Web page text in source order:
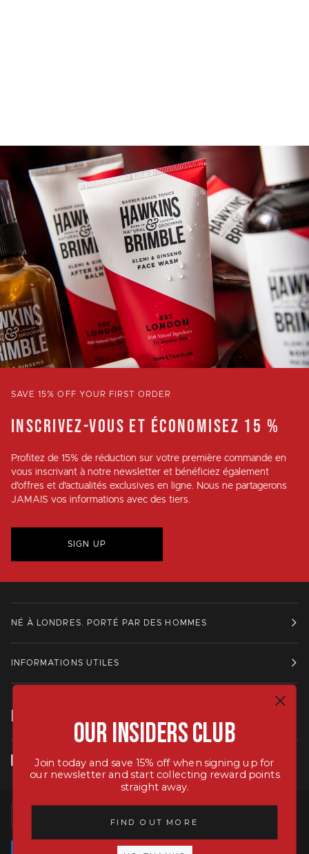
SAVE 15% OFF YOUR FIRST ORDER
INSCRIVEZ-VOUS ET ÉCONOMISEZ 15 %
Profitez de 15% de réduction sur votre première commande en
vous inscrivant à notre newsletter et bénéficiez également
d'offres et d'actualités exclusives en ligne. Nous ne partagerons
JAMAIS vos informations avec des tiers.
SIGN UP
NÉ À LONDRES. PORTÉ PAR DES HOMMES
INFORMATIONS UTILES
RESTE EN CONTACT.
LANGUE MONNAIE
Our Insiders Club
Join today and save 15% off when signing up for
our newsletter and start collecting reward points
straight away.
FIND OUT MORE